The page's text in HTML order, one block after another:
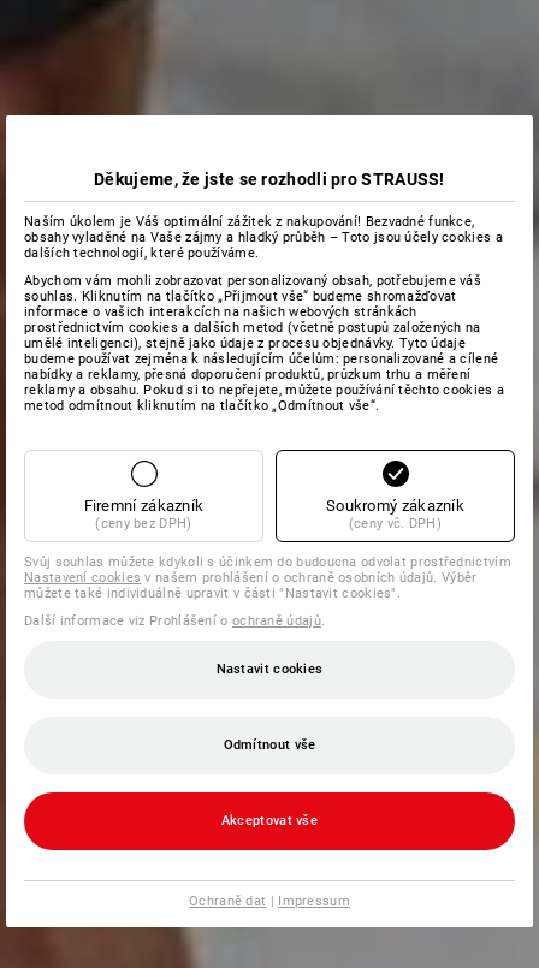
Děkujeme, že jste se rozhodli pro STRAUSS!
Naším úkolem je Váš optimální zážitek z nakupování! Bezvadné funkce,
obsahy vyladěné na Vaše zájmy a hladký průběh – Toto jsou účely cookies a
dalších technologií, které používáme.
Abychom vám mohli zobrazovat personalizovaný obsah, potřebujeme váš
souhlas. Kliknutím na tlačítko „Přijmout vše“ budeme shromažďovat
informace o vašich interakcích na našich webových stránkách
prostřednictvím cookies a dalších metod (včetně postupů založených na
umělé inteligenci), stejně jako údaje z procesu objednávky. Tyto údaje
budeme používat zejména k následujícím účelům: personalizované a cílené
nabídky a reklamy, přesná doporučení produktů, průzkum trhu a měření
reklamy a obsahu. Pokud si to nepřejete, můžete používání těchto cookies a
metod odmítnout kliknutím na tlačítko „Odmítnout vše“.
Firemní zákazník
(ceny bez DPH)
Soukromý zákazník
(ceny vč. DPH)
Svůj souhlas můžete kdykoli s účinkem do budoucna odvolat prostřednictvím
Nastavení cookies v našem prohlášení o ochraně osobních údajů. Výběr
můžete také individuálně upravit v části "Nastavit cookies".
Další informace viz Prohlášení o ochraně údajů.
Nastavit cookies
Odmítnout vše
Akceptovat vše
Ochraně dat | Impressum